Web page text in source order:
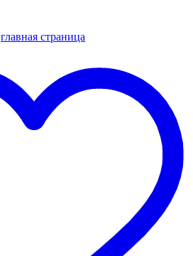
главная страница